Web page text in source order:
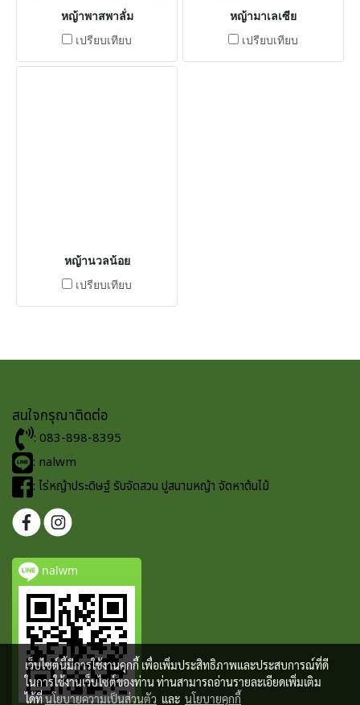
หญ้าพาสพาลั่ม
เปรียบเทียบ
หญ้ามาเลเซีย
เปรียบเทียบ
หญ้านวลน้อย
เปรียบเทียบ
สนใจกรุณาติดต่อ
: 083-898-8395
: nalwm
: ไร่หญ้าประดิษฐ์ รับจัดสวน ปูสนามหญ้า จัดหาต้นไม้
nalwm
เว็บไซต์นี้มีการใช้งานคุกกี้ เพื่อเพิ่มประสิทธิภาพและประสบการณ์ที่ดี
ในการใช้งานเว็บไซต์ของท่าน ท่านสามารถอ่านรายละเอียดเพิ่มเติม
ได้ที่นโยบายความเป็นส่วนตัว และ นโยบายคุกกี้